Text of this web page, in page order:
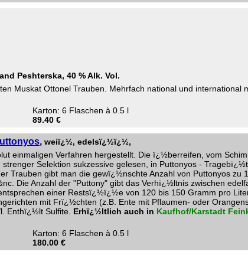
Peshterska, 40 % Alk. Vol.
Muskat Ottonel Trauben. Mehrfach national und international
Karton: 6 Flaschen à 0.5 l
89.40 €
, weiï¿½, edelsï¿½ï¿½,
einmaligen Verfahren hergestellt. Die ï¿½berreifen, vom
Selektion sukzessive gelesen, in Puttonyos -
Trauben gibt man die gewï¿½nschte Anzahl von Puttonyos
Die Anzahl der "Puttony" gibt das Verhï¿½ltnis zwischen
einer Restsï¿½ï¿½e von 120 bis 150 Gramm pro
mit Frï¿½chten (z.B. Ente mit Pflaumen- oder
Enthï¿½lt Sulfite. Erhï¿½ltlich auch in Kaufhof/Karstadt
Karton: 6 Flaschen à 0.5 l
180.00 €